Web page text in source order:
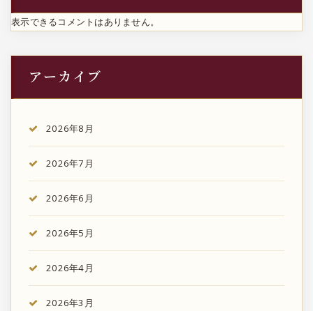
表示できるコメントはありません。
アーカイブ
2026年8月
2026年7月
2026年6月
2026年5月
2026年4月
2026年3月